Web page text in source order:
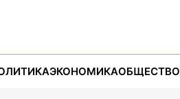
ЭКОНОМИКАОБЩЕСТВО